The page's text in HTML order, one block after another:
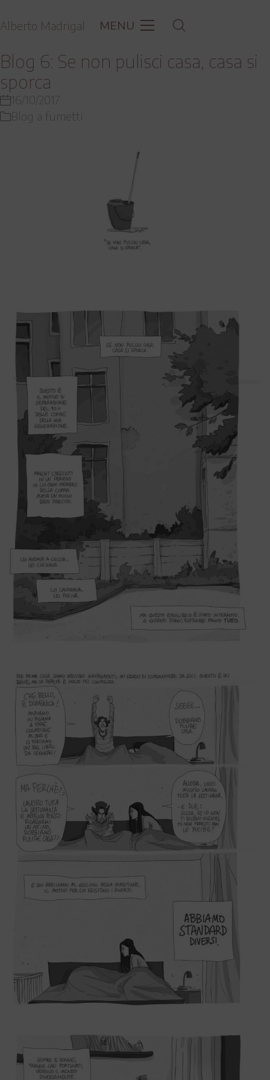
Alberto Madrigal MENU
Blog 6: Se non pulisci casa, casa si
sporca
16/10/2017
Blog a fumetti